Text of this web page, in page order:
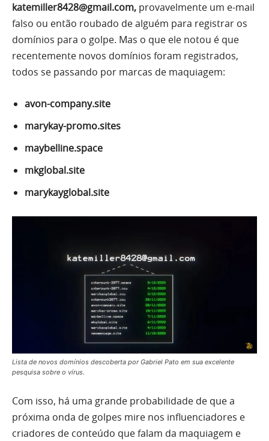
katemiller8428@gmail.com, provavelmente um e-mail
falso ou então roubado de alguém para registrar os
domínios para o golpe. Mas o que ele notou é que
recentemente novos domínios foram registrados,
todos se passando por marcas de maquiagem:
avon-company.site
marykay-promo.sites
maybelline.space
mkglobal.site
marykayglobal.site
Lista de novos domínios descoberta por Gabriel Pato em sua excelente
pesquisa sobre o vírus.
Com isso, há uma grande probabilidade de que a
próxima onda de golpes mire nos influenciadores e
criadores de conteúdo que falam da maquiagem e